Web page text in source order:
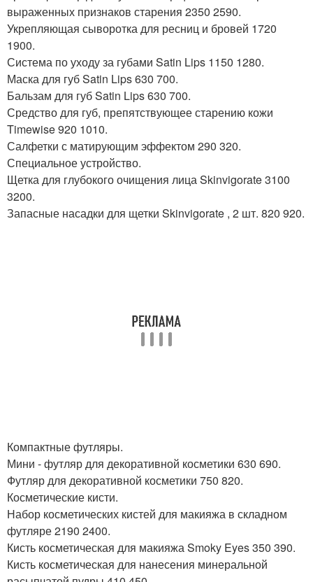
выраженных признаков старения 2350 2590.
Укрепляющая сыворотка для ресниц и бровей 1720
1900.
Система по уходу за губами Satin Lips 1150 1280.
Маска для губ Satin Lips 630 700.
Бальзам для губ Satin Lips 630 700.
Средство для губ, препятствующее старению кожи
Timewise 920 1010.
Салфетки с матирующим эффектом 290 320.
Специальное устройство.
Щетка для глубокого очищения лица Skinvigorate 3100
3200.
Запасные насадки для щетки Skinvigorate , 2 шт. 820 920.
Компактные футляры.
Мини - футляр для декоративной косметики 630 690.
Футляр для декоративной косметики 750 820.
Косметические кисти.
Набор косметических кистей для макияжа в складном
футляре 2190 2400.
Кисть косметическая для макияжа Smoky Eyes 350 390.
Кисть косметическая для нанесения минеральной